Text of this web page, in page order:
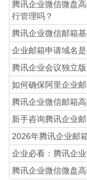
腾讯企业微信微盘
行管理吗？
腾讯企业微信邮箱
企业邮箱申请域名
腾讯企业会议独立
如何确保阿里企业
腾讯企业微信邮箱
新手咨询腾讯企业
2026年腾讯企业邮
企业必看：腾讯企
腾讯企业微信微盘